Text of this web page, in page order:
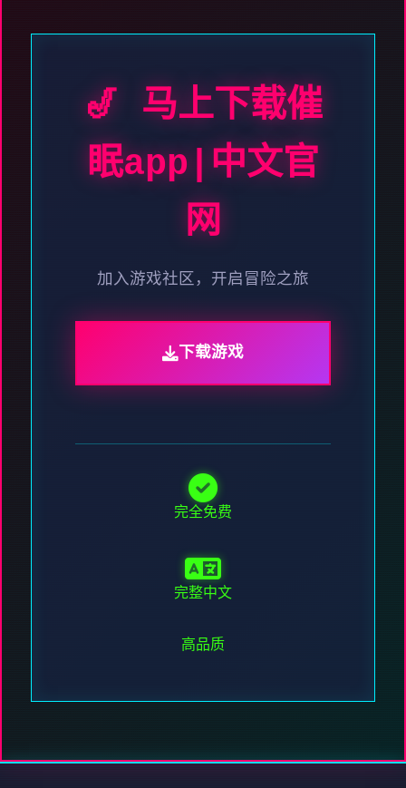
🎷 马上下载催
眠app|中文官
网
加入游戏社区，开启冒险之旅
下载游戏
完全免费
完整中文
高品质